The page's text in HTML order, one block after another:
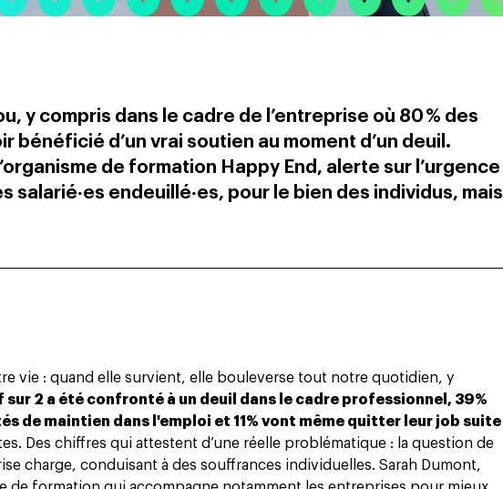
y compris dans le cadre de l’entreprise où 80 % des
bénéficié d’un vrai soutien au moment d’un deuil.
de formation Happy End, alerte sur l’urgence
salarié‧es endeuillé‧es, pour le bien des individus, mais
vie : quand elle survient, elle bouleverse tout notre quotidien, y
sur 2 a été confronté à un deuil dans le cadre professionnel, 39%
de maintien dans l'emploi et 11% vont même quitter leur job suite
. Des chiffres qui attestent d’une réelle problématique : la question de
charge, conduisant à des souffrances individuelles. Sarah Dumont,